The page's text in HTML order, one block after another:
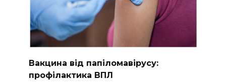
Вакцина від папіломавірусу:
профілактика ВПЛ